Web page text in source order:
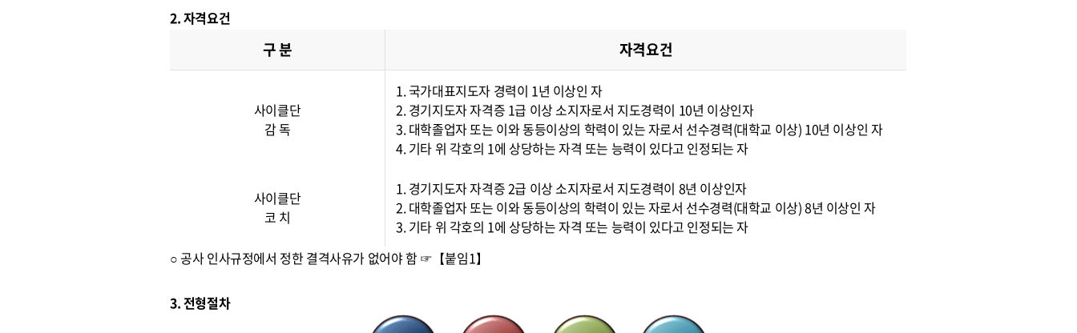
2. 자격요건
구 분 자격요건
사이클단
감 독
1. 국가대표지도자 경력이 1년 이상인 자
2. 경기지도자 자격증 1급 이상 소지자로서 지도경력이 10년 이상인자
3. 대학졸업자 또는 이와 동등이상의 학력이 있는 자로서 선수경력(대학교 이상) 10년 이상인 자
4. 기타 위 각호의 1에 상당하는 자격 또는 능력이 있다고 인정되는 자
사이클단
코 치
1. 경기지도자 자격증 2급 이상 소지자로서 지도경력이 8년 이상인자
2. 대학졸업자 또는 이와 동등이상의 학력이 있는 자로서 선수경력(대학교 이상) 8년 이상인 자
3. 기타 위 각호의 1에 상당하는 자격 또는 능력이 있다고 인정되는 자
○ 공사 인사규정에서 정한 결격사유가 없어야 함 ☞【붙임1】
3. 전형절차